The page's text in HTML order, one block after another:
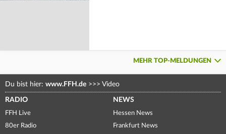
MEHR TOP-MELDUNGEN
Du bist hier: www.FFH.de >>> Video
RADIO
FFH Live
80er Radio
NEWS
Hessen News
Frankfurt News